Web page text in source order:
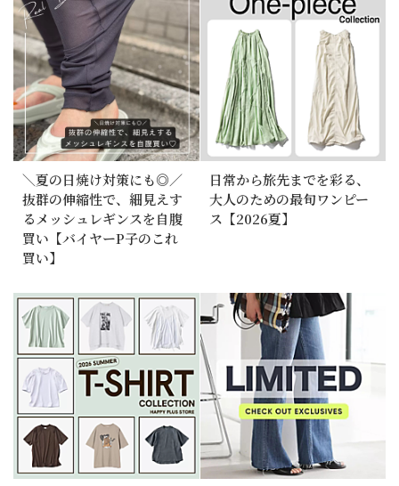
＼夏の日焼け対策にも◎／
抜群の伸縮性で、細見えす
るメッシュレギンスを自腹
買い【バイヤーP子のこれ
買い】
日常から旅先までを彩る、
大人のための最旬ワンピー
ス【2026夏】